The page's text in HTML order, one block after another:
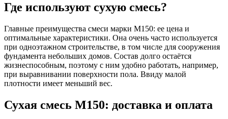
Где используют сухую смесь?
Главные преимущества смеси марки М150: ее цена и
оптимальные характеристики. Она очень часто используется
при одноэтажном строительстве, в том числе для сооружения
фундамента небольших домов. Состав долго остаётся
жизнеспособным, поэтому с ним удобно работать, например,
при выравнивании поверхности пола. Ввиду малой
плотности имеет меньший вес.
Сухая смесь М150: доставка и оплата